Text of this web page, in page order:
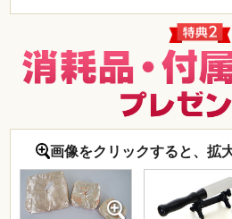
画像をクリックすると、拡